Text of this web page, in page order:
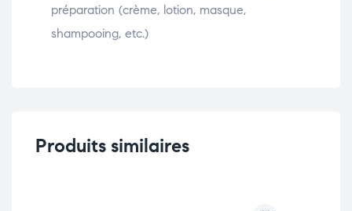
préparation (crème, lotion, masque,
shampooing, etc.)
Produits similaires